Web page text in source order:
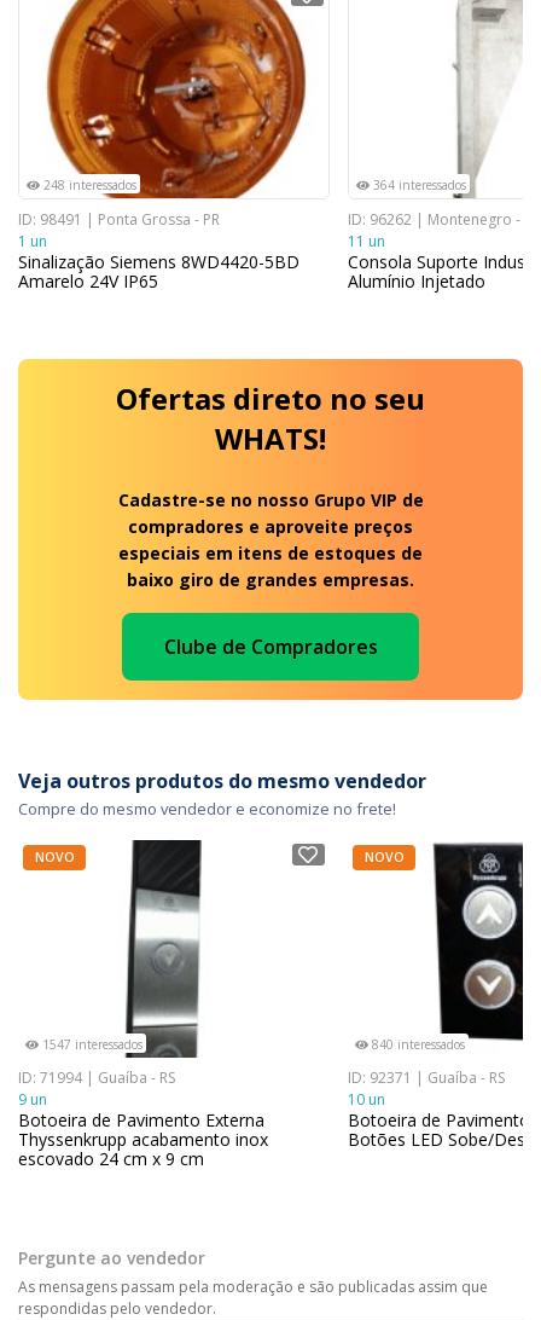
248 interessados
ID: 98491 | Ponta Grossa - PR
1 un
Sinalização Siemens 8WD4420-5BD
Amarelo 24V IP65
364 interessados
ID: 96262 | Montenegro - RS
11 un
Consola Suporte
Alumínio Injetado
Ofertas direto no seu
WHATS!
Cadastre-se no nosso Grupo VIP de
compradores e aproveite preços
especiais em itens de estoques de
baixo giro de grandes empresas.
Clube de Compradores
Veja outros produtos do mesmo vendedor
Compre do mesmo vendedor e economize no frete!
NOVO
1547 interessados
ID: 71994 | Guaíba - RS
9 un
Botoeira de Pavimento Externa
Thyssenkrupp acabamento inox
escovado 24 cm x 9 cm
NOVO
840 interessados
ID: 92371 | Guaíba - RS
10 un
Botoeira de Pavimento
Botões LED Sobe/
Pergunte ao vendedor
As mensagens passam pela moderação e são publicadas assim que
respondidas pelo vendedor.